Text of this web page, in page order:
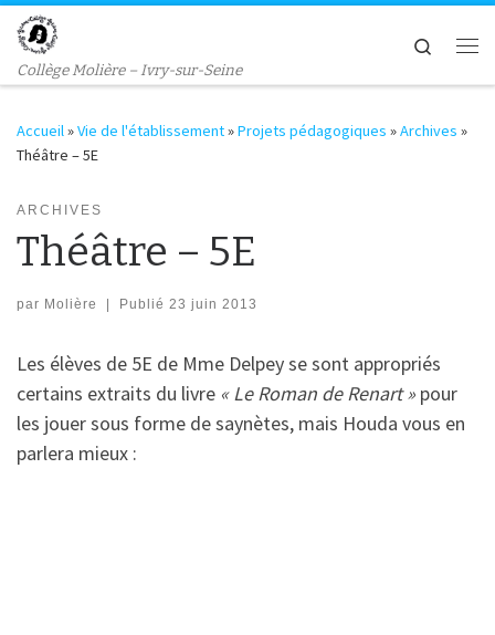
Passer au contenu
Collège Molière – Ivry-sur-Seine
Search
Accueil »Vie de l'établissement»Projets pédagogiques »Archives »
Théâtre – 5E
ARCHIVES
Théâtre – 5E
par Molière Publié 23 juin 2013
Les élèves de 5E de Mme Delpey se sont appropriés
certains extraits du livre « Le Roman de Renart » pour
les jouer sous forme de saynètes, mais Houda vous en
parlera mieux :